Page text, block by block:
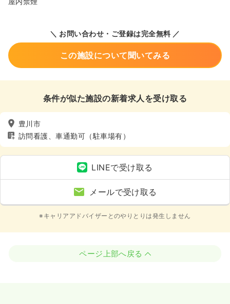
＼ お問い合わせ・ご登録は完全無料 ／
この施設について聞いてみる
条件が似た施設の新着求人を受け取る
豊川市
訪問看護、車通勤可（駐車場有）
LINEで受け取る
メールで受け取る
※キャリアアドバイザーとのやりとりは発生しません
ページ上部へ戻る